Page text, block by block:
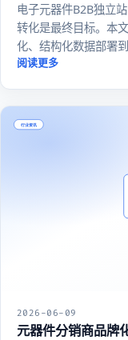
电子元器件B2B独立
转化是最终目标。本
化、结构化数据部署
提升型号搜索准确率
阅读更多
2026-06-09
元器件分销商品牌